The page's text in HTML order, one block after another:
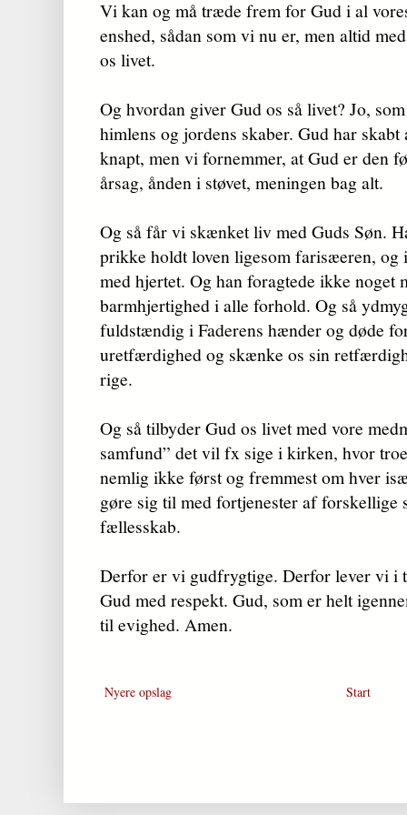
Vi kan og må træde frem for Gud i al
enshed, sådan som vi nu er, men altid
os livet.
Og hvordan giver Gud os så livet? Jo,
himlens og jor­dens skaber. Gud har
knapt, men vi fornem­mer, at Gud er den
årsag, ånden i støvet, meningen bag alt.
Og så får vi skænket liv med Guds Søn.
prikke holdt loven ligesom farisæ­eren, og
med hjertet. Og han foragtede ikke noget
barmhjertighed i alle forhold. Og så
fuldstændig i Faderens hæn­der og døde
uretfærdig­hed og skæn­ke os sin
rige.
Og så tilbyder Gud os livet med vore
samfund” det vil fx sige i kirken, hvor
nemlig ikke først og frem­mest om hver
gøre sig til med fortjenester af for­skel­lige
fællesskab.
Derfor er vi gudfrygtige. Derfor lever vi
Gud med respekt. Gud, som er helt
til evighed. Amen.
Nyere opslag Start